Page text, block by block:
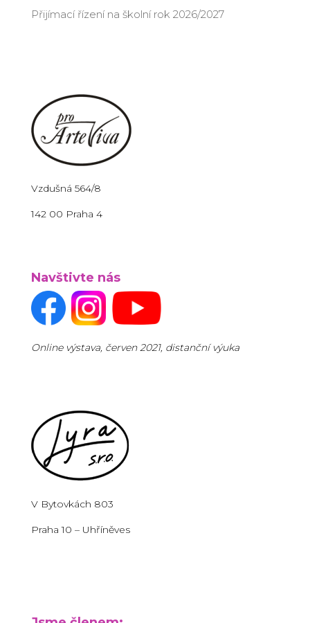
Přijímací řízení na školní rok 2026/2027
Vzdušná 564/8
142 00 Praha 4
Navštivte nás
Online výstava, červen 2021, distanční výuka
V Bytovkách 803
Praha 10 – Uhříněves